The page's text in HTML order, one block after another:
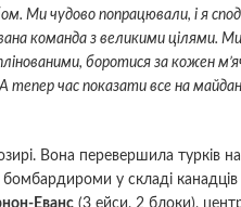
Ми чудово попрацювали, і я
команда з великими цілями.
боротися за кожен
тепер час показати все на
Вона перевершила турків
у складі канадців
Еванс (3 ейси, 2 блоки),